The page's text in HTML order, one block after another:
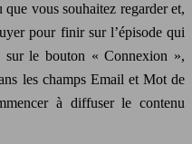
vous souhaitez regarder et,
pour finir sur l’épisode qui
sur le bouton « Connexion »,
les champs Email et Mot de
à diffuser le contenu